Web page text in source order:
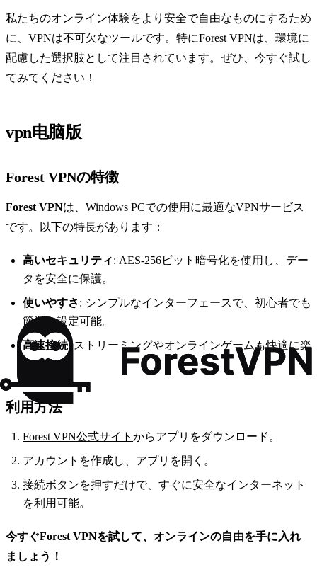
私たちのオンライン体験をより安全で自由なものにするため
に、VPNは不可欠なツールです。特にForest VPNは、環境に
配慮した選択肢として注目されています。ぜひ、今すぐ試し
てみてください！
vpn电脑版
Forest VPNの特徴
Forest VPNは、Windows PCでの使用に最適なVPNサービス
です。以下の特長があります：
高いセキュリティ: AES-256ビット暗号化を使用し、デー
タを安全に保護。
使いやすさ: シンプルなインターフェースで、初心者でも
簡単に設定可能。
高速接続: ストリーミングやオンラインゲームも快適に楽
しめます。
利用方法
Forest VPN公式サイト からアプリをダウンロード。
アカウントを作成し、アプリを開く。
接続ボタンを押すだけで、すぐに安全なインターネット
を利用可能。
今すぐForest VPNを試して、オンラインの自由を手に入れ
ましょう！